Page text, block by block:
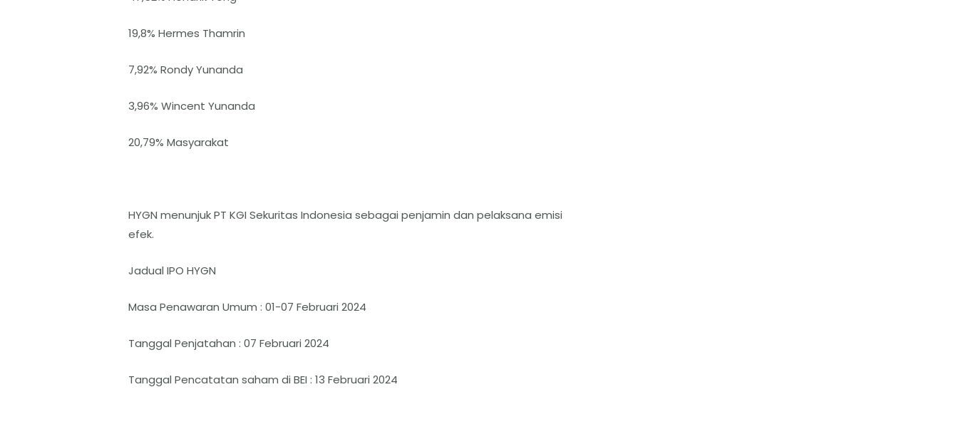
19,8% Hermes Thamrin
7,92% Rondy Yunanda
3,96% Wincent Yunanda
20,79% Masyarakat
HYGN menunjuk PT KGI Sekuritas Indonesia sebagai penjamin dan pelaksana emisi
efek.
Jadual IPO HYGN
Masa Penawaran Umum : 01-07 Februari 2024
Tanggal Penjatahan : 07 Februari 2024
Tanggal Pencatatan saham di BEI : 13 Februari 2024